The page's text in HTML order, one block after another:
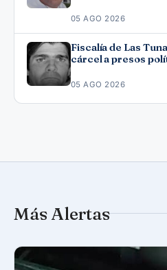
05 AGO 2026
Fiscalía de Las
cárcel a presos
05 AGO 2026
Más Alertas